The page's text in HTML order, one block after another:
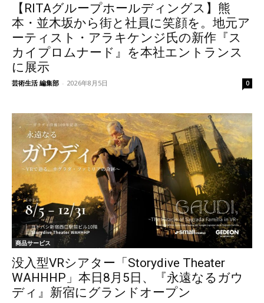
【RITAグループホールディングス】熊
本・並木坂から街と社員に笑顔を。地元ア
ーティスト・アラキケンジ氏の新作『ス
カイプロムナード』を本社エントランス
に展示
芸術生活 編集部 - 2026年8月5日 0
商品サービス
没入型VRシアター「Storydive Theater
WAHHHP」本日8月5日、『永遠なるガウ
ディ』新宿にグランドオープン